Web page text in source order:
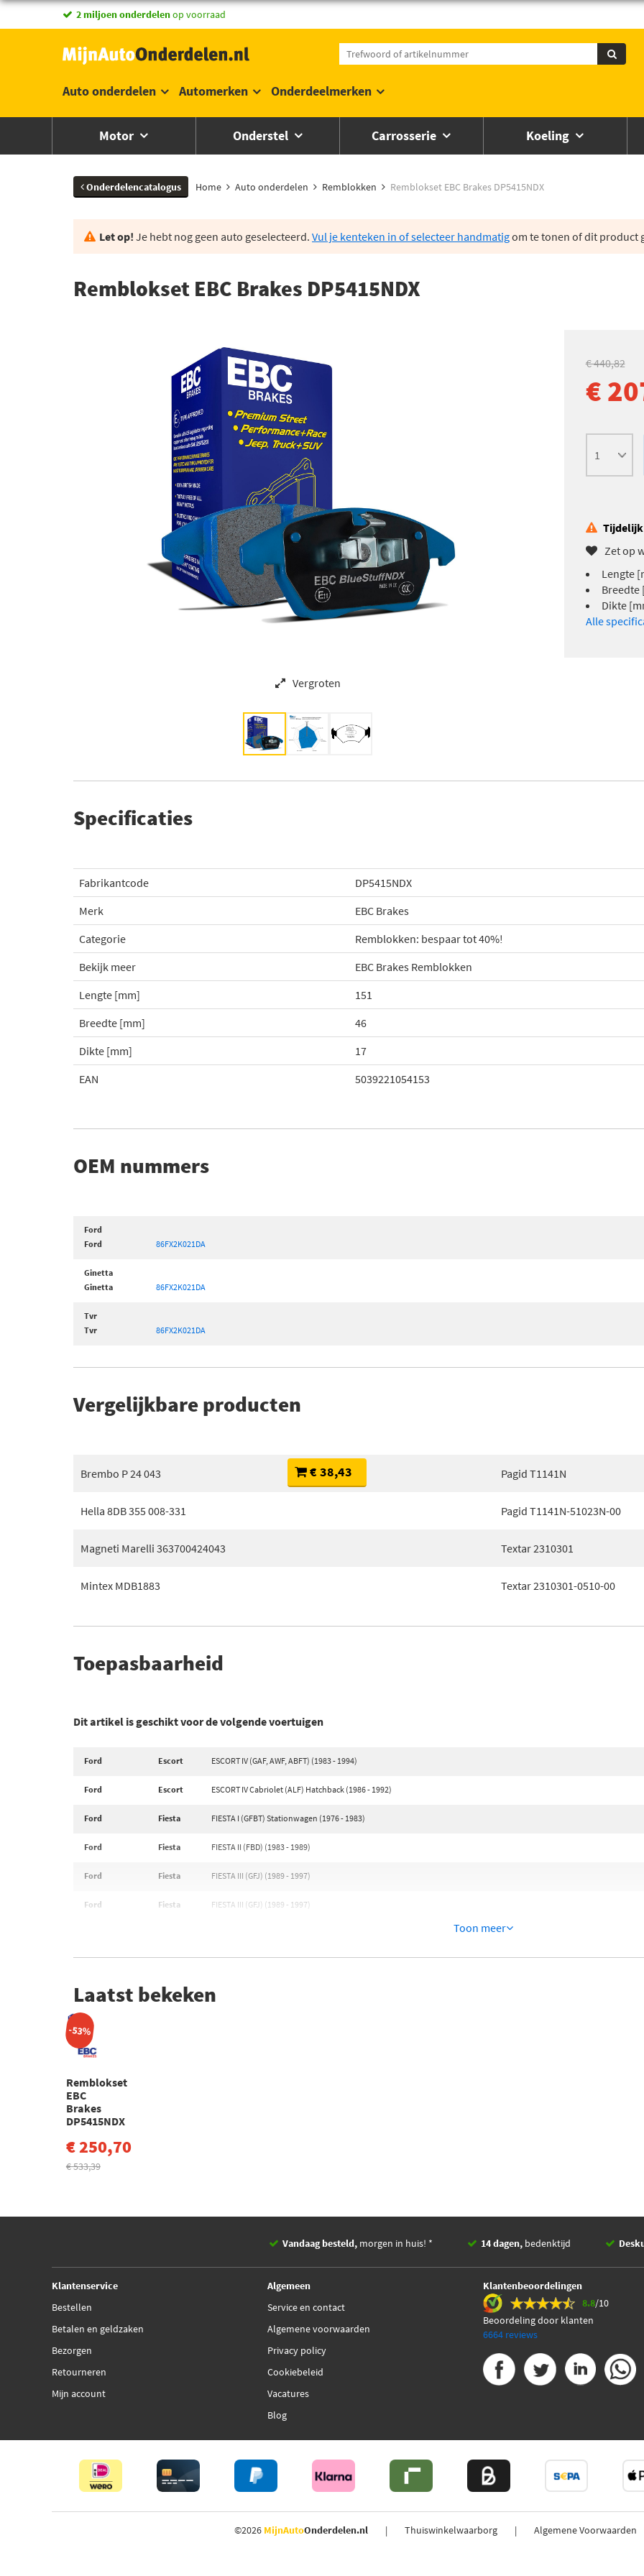
vandaag besteld,morgen in huis *
2 miljoen onderdelenop voorraad
Auto onderdelen Automerken Onderdeelmerken
Motor Onderstel Carrosserie Koeling
Onderdelencatalogus Home Auto onderdelen Remblokken Remblokset EBC Brakes DP5415NDX
Let op! Je hebt nog geen auto geselecteerd. Vul je kenteken in of selecteer handmatigom te tonen of dit product
Remblokset EBC Brakes DP5415NDX
Vergroten
€ 440,82
€
Zet op
Lengte
Breedte
Dikte
Alle
Specificaties
Fabrikantcode
DP5415NDX
Merk
EBC Brakes
Categorie
Remblokken: bespaar tot 40%!
Bekijk meer
EBC Brakes Remblokken
Lengte [mm]
151
Breedte [mm]
46
Dikte [mm]
17
EAN
5039221054153
OEM nummers
Ford
Ford
86FX2K021DA
Ginetta
Ginetta
86FX2K021DA
Tvr
Tvr
86FX2K021DA
Vergelijkbare producten
Brembo P 24 043 € 38,43
Hella 8DB 355 008-331
Magneti Marelli 363700424043
Mintex MDB1883
Pagid T1141N
Pagid T1141N-51023N-00
Textar 2310301
Textar 2310301-0510-00
Toepasbaarheid
Dit artikel is geschikt voor de volgende voertuigen
Ford Escort ESCORT IV (GAF, AWF, ABFT) (1983 - 1994)
Ford Escort ESCORT IV Cabriolet (ALF) Hatchback (1986 - 1992)
Ford Fiesta FIESTA I (GFBT) Stationwagen (1976 - 1983)
Ford Fiesta FIESTA II (FBD) (1983 - 1989)
Ford Fiesta FIESTA III (GFJ) (1989 - 1997)
Ford Fiesta FIESTA III (GFJ) (1989 - 1997)
Toon meer
Laatst bekeken
-53%
Remblokset
EBC
Brakes
DP5415NDX
€ 250,70
€ 533,39
Vandaag besteld, morgen in huis! * 14 dagen, bedenktijd
Klantenservice
Bestellen
Betalen en geldzaken
Bezorgen
Retourneren
Mijn account
Algemeen
Service en contact
Algemene voorwaarden
Privacy policy
Cookiebeleid
Vacatures
Blog
Klantenbeoordelingen
8.8/10
Beoordeling door klanten
6664 reviews
©2026 MijnAutoOnderdelen.nl Thuiswinkelwaarborg Algemene Voorwaarden